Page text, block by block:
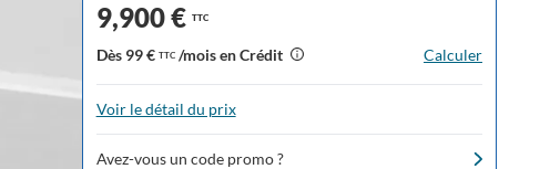
9,900 € TTC
Dès 99 € TTC/mois en Crédit Calculer
Voir le détail du prix
Avez-vous un code promo ?